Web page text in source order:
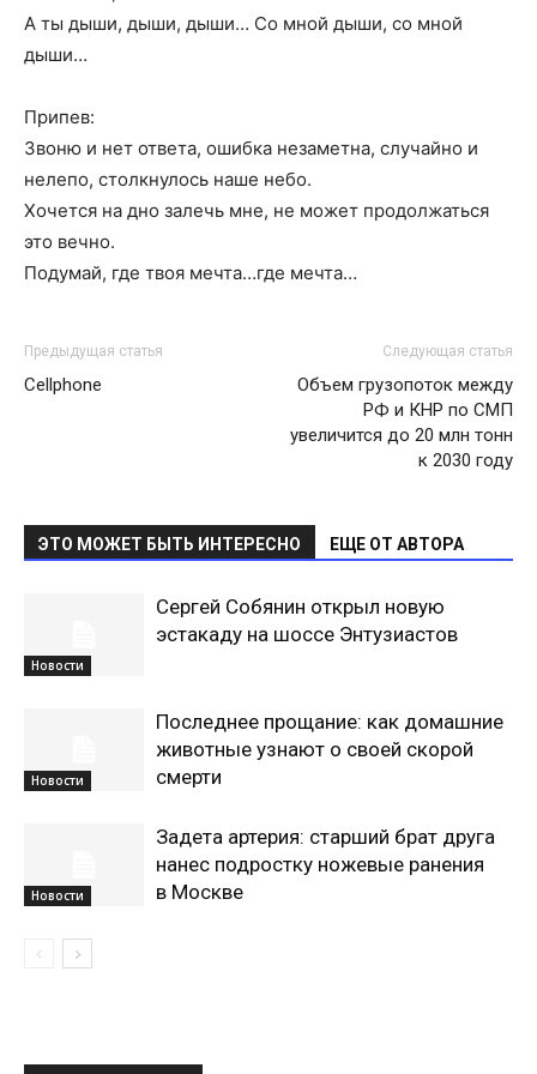
А ты дыши, дыши, дыши… Со мной дыши, со мной
дыши…
Припев:
Звоню и нет ответа, ошибка незаметна, случайно и
нелепо, столкнулось наше небо.
Хочется на дно залечь мне, не может продолжаться
это вечно.
Подумай, где твоя мечта…где мечта…
Предыдущая статья
Cellphone
Следующая статья
Объем грузопоток между
РФ и КНР по СМП
увеличится до 20 млн тонн
к 2030 году
ЭТО МОЖЕТ БЫТЬ ИНТЕРЕСНО ЕЩЕ ОТ АВТОРА
Новости
Сергей Собянин открыл новую
эстакаду на шоссе Энтузиастов
Новости
Последнее прощание: как домашние
животные узнают о своей скорой
смерти
Новости
Задета артерия: старший брат друга
нанес подростку ножевые ранения
в Москве